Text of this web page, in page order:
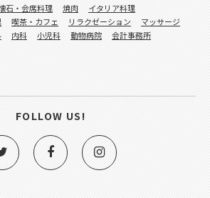
石・会席料理 焼肉
イタリア料理
喫茶・カフェ リラクゼーション
マッサージ
内科 小児科 動物病院
会計事務所
FOLLOW US!